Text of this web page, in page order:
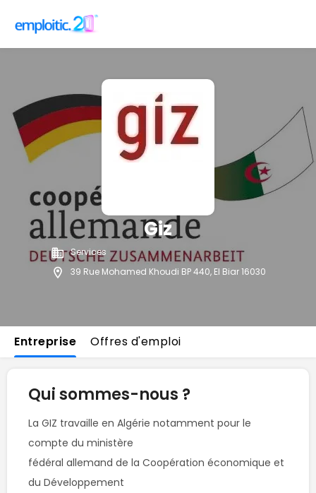
Giz
Services
39 Rue Mohamed Khoudi BP 440, El Biar 16030
Entreprise Offres d'emploi
Qui sommes-nous ?
La GIZ travaille en Algérie notamment pour le
compte du ministère
fédéral allemand de la Coopération économique et
du Développement